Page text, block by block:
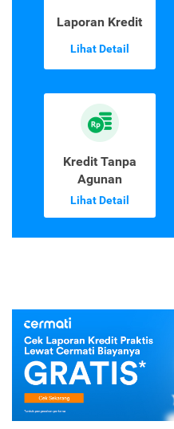
Laporan Kredit
Lihat Detail
Kredit Tanpa
Agunan
Lihat Detail